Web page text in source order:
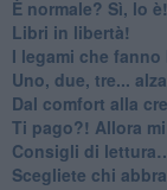
​È normale? Sì, lo è!
​Libri in libertà!
​I legami che fanno
Uno, due, tre...
​Dal comfort alla
​Ti pago?! Allora
​Consigli di
​Scegliete chi